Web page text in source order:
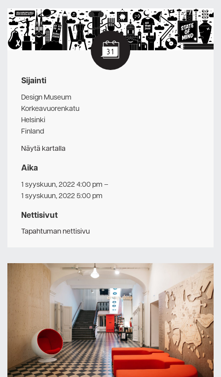
Sijainti
Design Museum
Korkeavuorenkatu
Helsinki
Finland
Näytä kartalla
Aika
1 syyskuun, 2022 4:00 pm –
1 syyskuun, 2022 5:00 pm
Nettisivut
Tapahtuman nettisivu